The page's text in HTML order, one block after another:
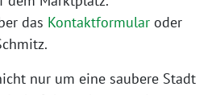
das Kontaktformular oder
nur um eine saubere Stadt